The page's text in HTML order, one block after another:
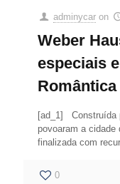
adminycar on
Weber
especiais
Romântica
[ad_1] Construída
povoaram a
finalizada com
0